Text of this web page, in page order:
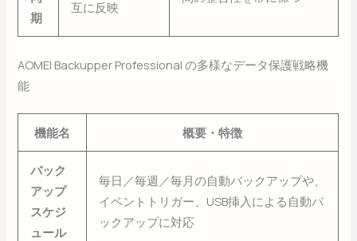
期
互に反映
AOMEI Backupper Professional の多様なデータ保護戦略機
能
機能名 概要・特徴
バック
アップ
スケジ
ュール
毎日／毎週／毎月の自動バックアップや、
イベントトリガー、USB挿入による自動バ
ックアップに対応